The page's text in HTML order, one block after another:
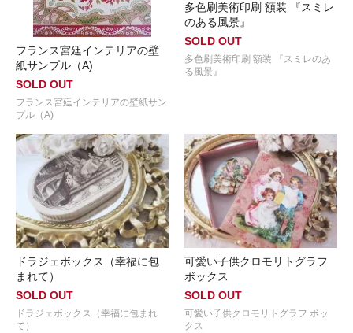
フランス宮廷インテリアの壁
紙サンプル（A)
SOLD OUT
フランス宮廷インテリアの壁紙サン
プル（A)
多色刷美術印刷 額装 『スミレ
のある風景』
SOLD OUT
多色刷美術印刷 額装 『スミレのあ
る風景』
ドラジェボックス（幸福に包
まれて）
SOLD OUT
ドラジェボックス（幸福に包まれ
て）
可愛い子供クロモリトグラフ
ボックス
SOLD OUT
可愛い子供クロモリトグラフ ボッ
クス